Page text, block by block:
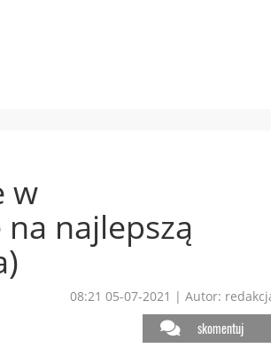
w
najlepszą
08:21 05-07-2021 | Autor:
skomentuj